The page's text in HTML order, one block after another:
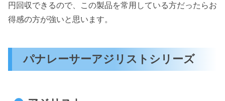
円回収できるので、この製品を常用している方だったらお
得感の方が強いと思います。
パナレーサーアジリストシリーズ